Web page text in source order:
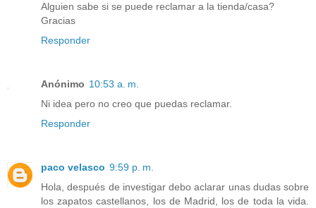
Alguien sabe si se puede reclamar a la tienda/casa?
Gracias
Responder
Anónimo 10:53 a. m.
Ni idea pero no creo que puedas reclamar.
Responder
paco velasco 9:59 p. m.
Hola, después de investigar debo aclarar unas dudas sobre
los zapatos castellanos, los de Madrid, los de toda la vida.